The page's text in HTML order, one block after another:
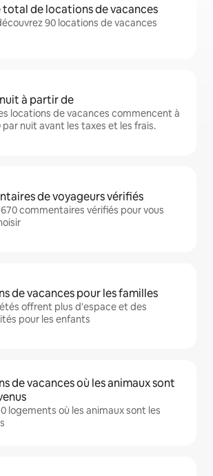
total de locations de vacances
90 locations de vacances
à partir de
locations de vacances commencent à
par nuit avant les taxes et les frais.
de voyageurs vérifiés
670 commentaires vérifiés pour vous
de vacances pour les familles
offrent plus d'espace et des
pour les enfants
de vacances où les animaux sont
logements où les animaux sont les